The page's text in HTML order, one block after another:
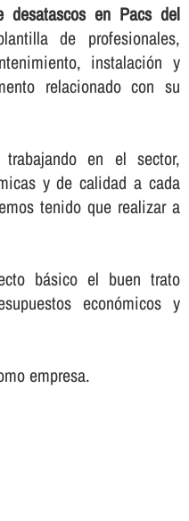
desatascos en Pacs del
de profesionales,
instalación y
relacionado con su
en el sector,
y de calidad a cada
tenido que realizar a
básico el buen trato
económicos y
empresa.